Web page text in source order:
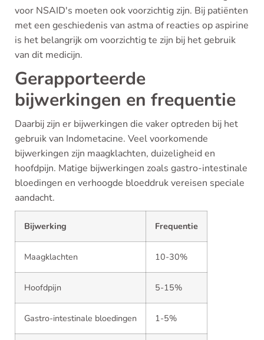
voor NSAID's moeten ook voorzichtig zijn. Bij patiënten
met een geschiedenis van astma of reacties op aspirine
is het belangrijk om voorzichtig te zijn bij het gebruik
van dit medicijn.
Gerapporteerde
bijwerkingen en frequentie
Daarbij zijn er bijwerkingen die vaker optreden bij het
gebruik van Indometacine. Veel voorkomende
bijwerkingen zijn maagklachten, duizeligheid en
hoofdpijn. Matige bijwerkingen zoals gastro-intestinale
bloedingen en verhoogde bloeddruk vereisen speciale
aandacht.
Bijwerking Frequentie
Maagklachten 10-30%
Hoofdpijn 5-15%
Gastro-intestinale bloedingen 1-5%